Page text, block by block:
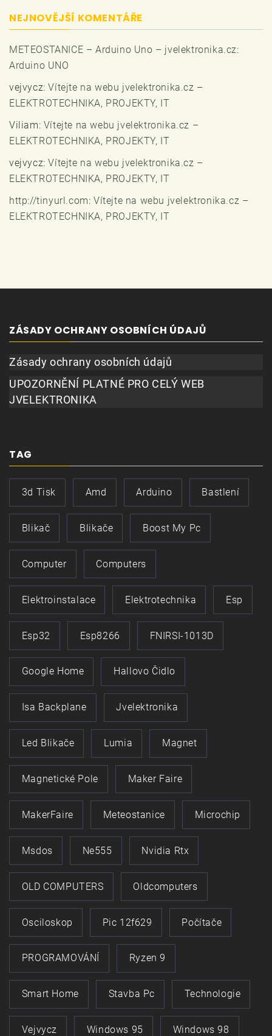
NEJNOVĚJŠÍ KOMENTÁŘE
METEOSTANICE – Arduino Uno – jvelektronika.cz:
Arduino UNO
vejvycz:Vítejte na webu jvelektronika.cz –
ELEKTROTECHNIKA, PROJEKTY, IT
Viliam: Vítejte na webu jvelektronika.cz –
ELEKTROTECHNIKA, PROJEKTY, IT
vejvycz:Vítejte na webu jvelektronika.cz –
ELEKTROTECHNIKA, PROJEKTY, IT
http://tinyurl.com:Vítejte na webu jvelektronika.cz –
ELEKTROTECHNIKA, PROJEKTY, IT
ZÁSADY OCHRANY OSOBNÍCH ÚDAJŮ
Zásady ochrany osobních údajů
UPOZORNĚNÍ PLATNÉ PRO CELÝ WEB
JVELEKTRONIKA
TAG
3d Tisk Amd Arduino Bastlení
Blikač Blikače Boost My Pc
Computer Computers
Elektroinstalace Elektrotechnika Esp
Esp32 Esp8266 FNIRSI-1013D
Google Home Hallovo Čidlo
Isa Backplane Jvelektronika
Led Blikače Lumia Magnet
Magnetické Pole Maker Faire
MakerFaire Meteostanice Microchip
Msdos Ne555 Nvidia Rtx
OLD COMPUTERS Oldcomputers
Osciloskop Pic 12f629 Počítače
PROGRAMOVÁNÍ Ryzen 9
Smart Home Stavba Pc Technologie
Vejvycz Windows 95 Windows 98